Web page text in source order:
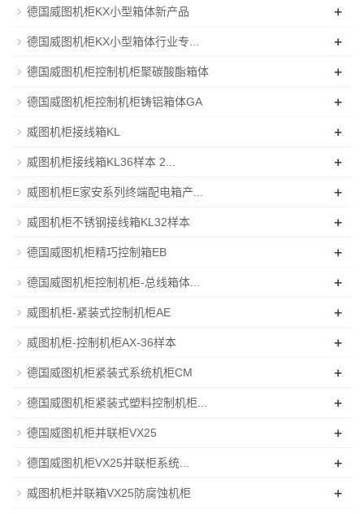
德国威图机柜KX小型箱体新产品 +
德国威图机柜KX小型箱体行业专... +
德国威图机柜控制机柜聚碳酸酯箱体 +
德国威图机柜控制机柜铸铝箱体GA +
威图机柜接线箱KL +
威图机柜接线箱KL36样本 2... +
威图机柜E家安系列终端配电箱产... +
威图机柜不锈钢接线箱KL32样本 +
德国威图机柜精巧控制箱EB +
德国威图机柜控制机柜-总线箱体... +
威图机柜-紧装式控制机柜AE +
威图机柜-控制机柜AX-36样本 +
德国威图机柜紧装式系统机柜CM +
德国威图机柜紧装式塑料控制机柜... +
德国威图机柜并联柜VX25 +
德国威图机柜VX25并联柜系统... +
威图机柜并联箱VX25防腐蚀机柜
+